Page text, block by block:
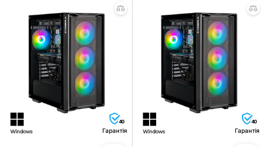
40
Гарантія
40
Гарантія